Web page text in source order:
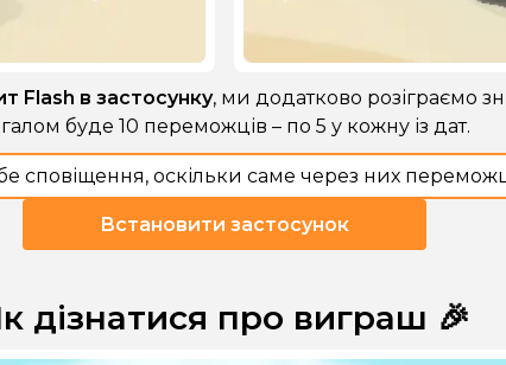
Flash в застосунку, ми додатково розіграємо
буде 10 переможців – по 5 у кожну із дат.
сповіщення, оскільки саме через них
Встановити застосунок
дізнатися про виграш 🎉